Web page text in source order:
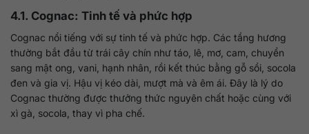
4.1. Cognac: Tinh tế và phức hợp
Cognac nổi tiếng với sự tinh tế và phức hợp. Các tầng hương
thường bắt đầu từ trái cây chín như táo, lê, mơ, cam, chuyển
sang mật ong, vani, hạnh nhân, rồi kết thúc bằng gỗ sồi, socola
đen và gia vị. Hậu vị kéo dài, mượt mà và êm ái. Đây là lý do
Cognac thường được thưởng thức nguyên chất hoặc cùng với
xì gà, socola, thay vì pha chế.